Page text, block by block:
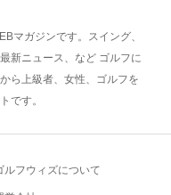
マガジンです。スイング、
新ニュース、など ゴルフに
ら上級者、女性、ゴルフを
です。
ルフウィズについて